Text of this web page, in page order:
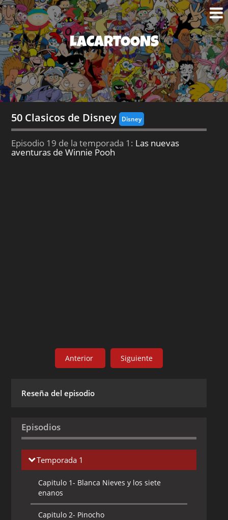
LACARTOONS
50 Clasicos de Disney Disney
Episodio 19 de la temporada 1: Las nuevas
aventuras de Winnie Pooh
Anterior Siguiente
Reseña del episodio
Episodios
Temporada 1
Capitulo 1- Blanca Nieves y los siete
enanos
Capitulo 2- Pinocho